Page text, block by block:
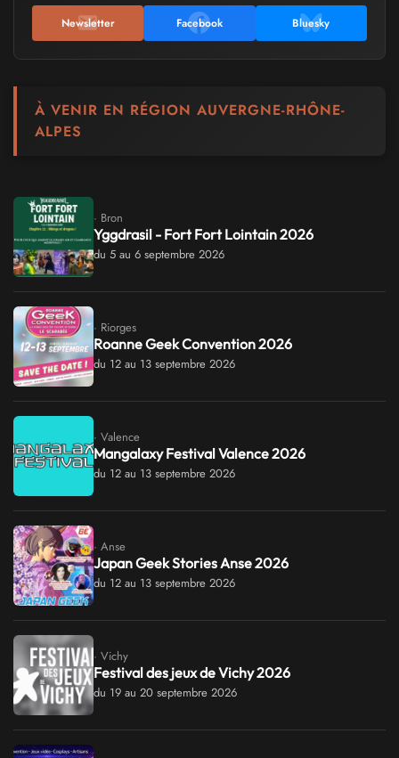
Newsletter Facebook Bluesky
À VENIR EN RÉGION AUVERGNE-RHÔNE-
ALPES
· Bron
Yggdrasil - Fort Fort Lointain 2026
du 5 au 6 septembre 2026
· Riorges
Roanne Geek Convention 2026
du 12 au 13 septembre 2026
· Valence
Mangalaxy Festival Valence 2026
du 12 au 13 septembre 2026
· Anse
Japan Geek Stories Anse 2026
du 12 au 13 septembre 2026
· Vichy
Festival des jeux de Vichy 2026
du 19 au 20 septembre 2026